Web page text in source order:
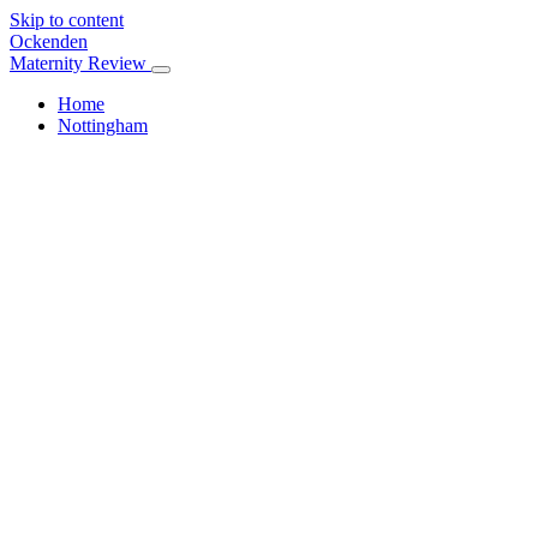
Skip to content
Ockenden
Maternity Review
Home
Nottingham